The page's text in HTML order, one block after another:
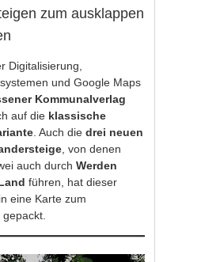
zum ausklappen
Digitalisierung,
und Google Maps
Kommunalverlag
auf die klassische
. Auch diedrei neuen
, von denen
auch durchWerden
führen, hat dieser
eine Karte zum